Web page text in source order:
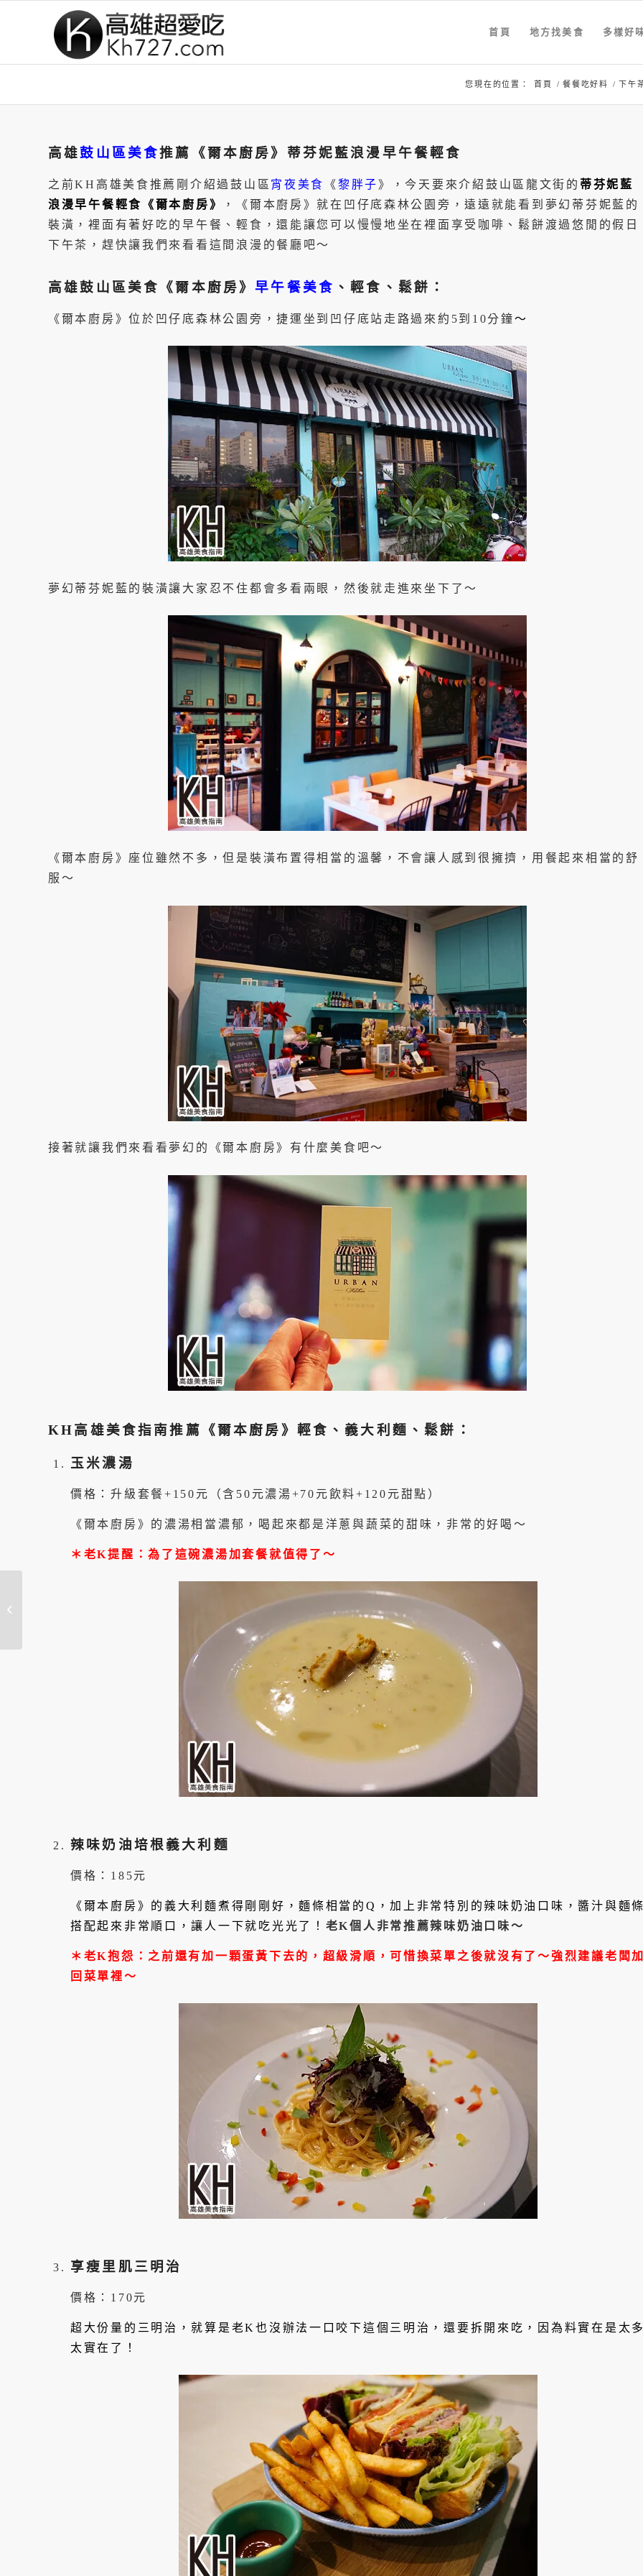
首頁 地方找美食 多樣好
您現在的位置： 首頁 / 餐餐吃好料 / 下午
高雄鼓山區美食推薦《爾本廚房》蒂芬妮藍浪漫早午餐輕食
之前KH高雄美食推薦剛介紹過鼓山區 宵夜美食 《 黎胖子 》，今天要來介紹鼓山區龍文街的 蒂芬妮藍
浪漫早午餐輕食《爾本廚房》
，《爾本廚房》就在凹仔底森林公園旁，遠遠就能看到夢幻蒂芬妮藍的
裝潢，裡面有著好吃的早午餐、輕食，還能讓您可以慢慢地坐在裡面享受咖啡、鬆餅渡過悠閒的假日
下午茶，趕快讓我們來看看這間浪漫的餐廳吧～
高雄鼓山區美食《爾本廚房》早午餐美食 、輕食、鬆餅：
《爾本廚房》位於凹仔底森林公園旁，捷運坐到凹仔底站走路過來約5到10分鐘～
夢幻蒂芬妮藍的裝潢讓大家忍不住都會多看兩眼，然後就走進來坐下了～
《爾本廚房》座位雖然不多，但是裝潢布置得相當的溫馨，不會讓人感到很擁擠，用餐起來相當的舒
服～
接著就讓我們來看看夢幻的《爾本廚房》有什麼美食吧～
KH高雄美食指南推薦《爾本廚房》輕食、義大利麵、鬆餅：
玉米濃湯
價格：升級套餐+150元（含50元濃湯+70元飲料+120元甜點）
《爾本廚房》的濃湯相當濃郁，喝起來都是洋蔥與蔬菜的甜味，非常的好喝～
＊老K提醒：為了這碗濃湯加套餐就值得了～
辣味奶油培根義大利麵
價格：185元
《爾本廚房》的義大利麵煮得剛剛好，麵條相當的Q，加上非常特別的辣味奶油口味，醬汁與麵
搭配起來非常順口，讓人一下就吃光光了！ 老K個人非常推薦辣味奶油口味～
＊老K抱怨：之前還有加一顆蛋黃下去的，超級滑順，可惜換菜單之後就沒有了～強烈建議老闆
回菜單裡～
享瘦里肌三明治
價格：170元
超大份量的三明治，就算是老K也沒辦法一口咬下這個三明治，還要拆開來吃，因為料實在是太
太實在了！